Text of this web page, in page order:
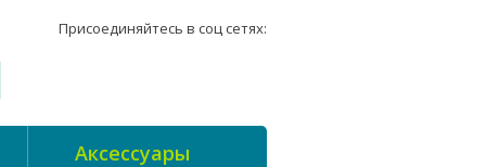
Присоединяйтесь в соц сетях:
Аксессуары